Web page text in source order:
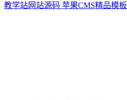
教学站网站源码 苹果CMS精品模板